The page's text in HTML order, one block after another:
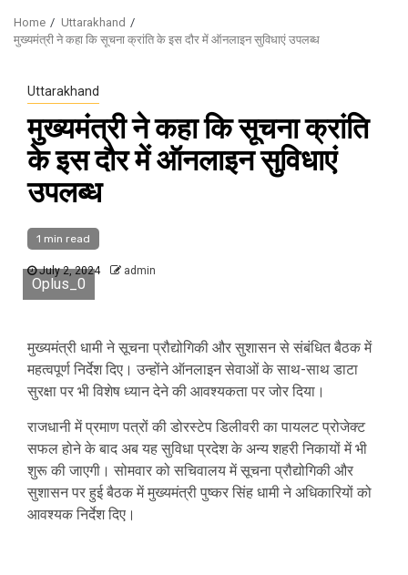
Home
Uttarakhand
मुख्यमंत्री ने कहा कि सूचना क्रांति के इस दौर में ऑनलाइन सुविधाएं उपलब्ध
Uttarakhand
मुख्यमंत्री ने कहा कि सूचना क्रांति
के इस दौर में ऑनलाइन सुविधाएं
उपलब्ध
1 min read
July 2, 2024 admin
Oplus_0
मुख्यमंत्री धामी ने सूचना प्रौद्योगिकी और सुशासन से संबंधित बैठक में
महत्वपूर्ण निर्देश दिए। उन्होंने ऑनलाइन सेवाओं के साथ-साथ डाटा
सुरक्षा पर भी विशेष ध्यान देने की आवश्यकता पर जोर दिया।
राजधानी में प्रमाण पत्रों की डोरस्टेप डिलीवरी का पायलट प्रोजेक्ट
सफल होने के बाद अब यह सुविधा प्रदेश के अन्य शहरी निकायों में भी
शुरू की जाएगी। सोमवार को सचिवालय में सूचना प्रौद्योगिकी और
सुशासन पर हुई बैठक में मुख्यमंत्री पुष्कर सिंह धामी ने अधिकारियों को
आवश्यक निर्देश दिए।